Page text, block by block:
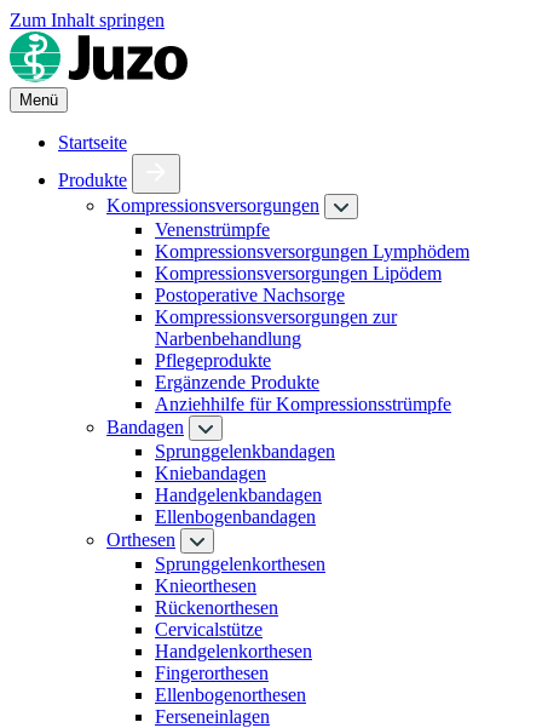
Zum Inhalt springen
Menü
Startseite
Produkte
Kompressionsversorgungen
Venenstrümpfe
Kompressionsversorgungen Lymphödem
Kompressionsversorgungen Lipödem
Postoperative Nachsorge
Kompressionsversorgungen zur
Narbenbehandlung
Pflegeprodukte
Ergänzende Produkte
Anziehhilfe für Kompressionsstrümpfe
Bandagen
Sprunggelenkbandagen
Kniebandagen
Handgelenkbandagen
Ellenbogenbandagen
Orthesen
Sprunggelenkorthesen
Knieorthesen
Rückenorthesen
Cervicalstütze
Handgelenkorthesen
Fingerorthesen
Ellenbogenorthesen
Ferseneinlagen